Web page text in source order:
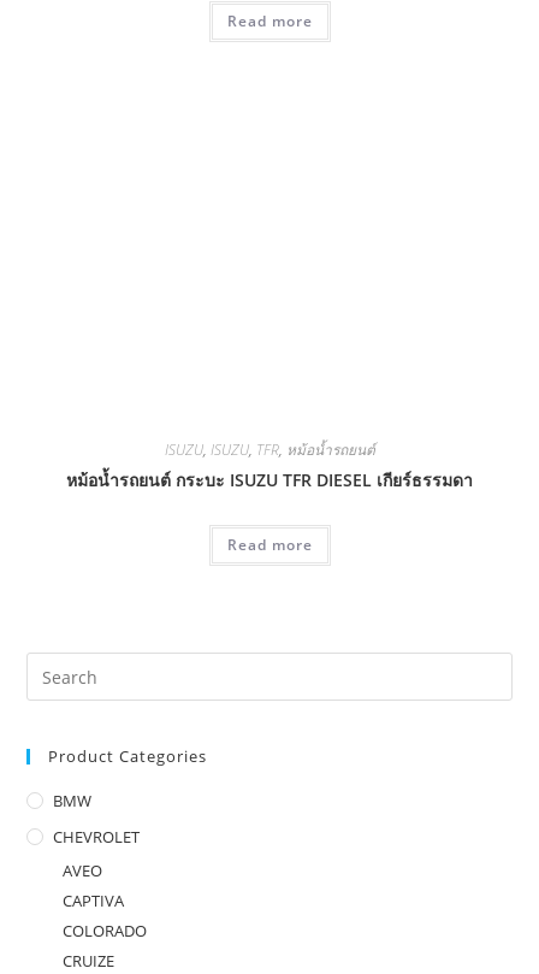
Read more
ISUZU, ISUZU, TFR, หม้อน้ำรถยนต์
หม้อน้ำรถยนต์ กระบะ ISUZU TFR DIESEL เกียร์ธรรมดา
Read more
Product Categories
BMW
CHEVROLET
AVEO
CAPTIVA
COLORADO
CRUIZE